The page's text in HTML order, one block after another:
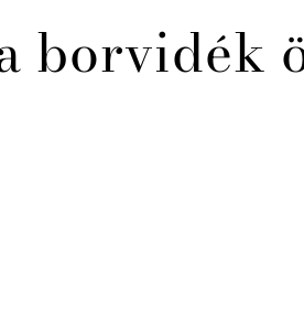
borvidék